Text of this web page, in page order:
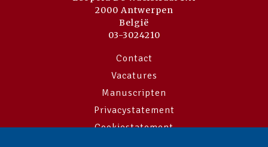
2000 Antwerpen
België
03-3024210
Contact
Vacatures
Manuscripten
Privacystatement
Cookiestatement